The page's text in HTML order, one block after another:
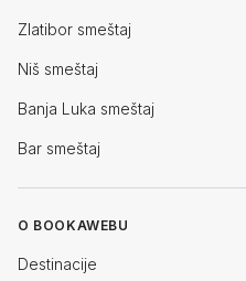
Zlatibor smeštaj
Niš smeštaj
Banja Luka smeštaj
Bar smeštaj
O BOOKAWEBU
Destinacije